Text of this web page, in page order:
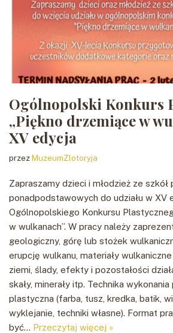
Ogólnopolski Konkurs
„Piękno drzemiące w
XV edycja
przezMuzeumZlotoryja
Zapraszamy dzieci i młodzież ze
ponadpodstawowych do udziału w XV
Ogólnopolskiego Konkursu
w wulkanach”. W pracy należy
geologiczny, górę lub stożek
erupcję wulkanu, materiały
ziemi, ślady, efekty i pozostałości
skały, minerały itp. Technika
plastyczna (farba, tusz, kredka, batik,
wyklejanie, techniki własne). Format
być… Przeczytaj więcej »